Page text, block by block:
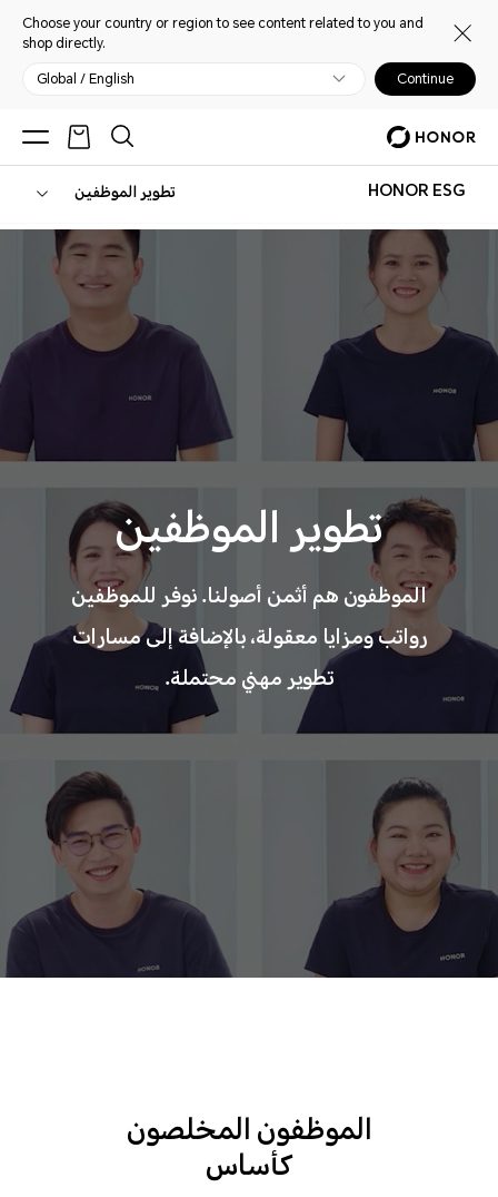
Choose your country or region to see content related to you and
shop directly.
Global / English Continue
HONOR ESG تطوير الموظفين
تطوير الموظفين
الموظفون هم أثمن أصولنا. نوفر للموظفين
رواتب ومزايا معقولة،بالإضافة إلى مسارات
تطوير مهني محتملة.
الموظفون المخلصون
كأساس